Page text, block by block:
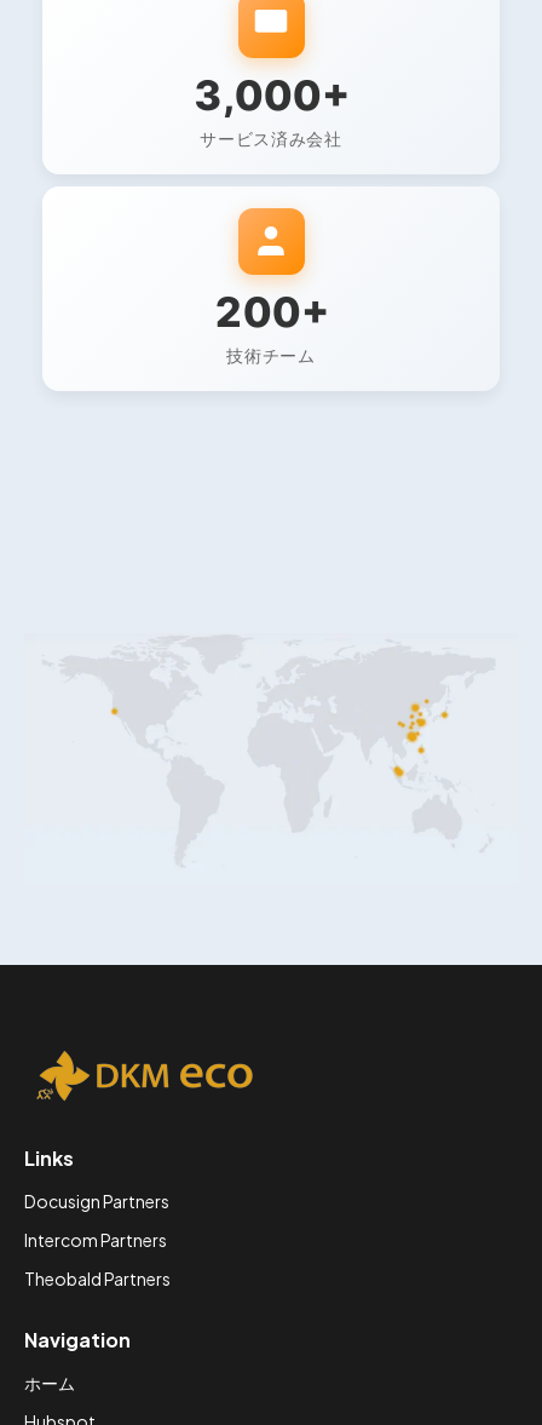
3,000+
サービス済み会社
200+
技術チーム
Links
Docusign Partners
Intercom Partners
Theobald Partners
Navigation
ホーム